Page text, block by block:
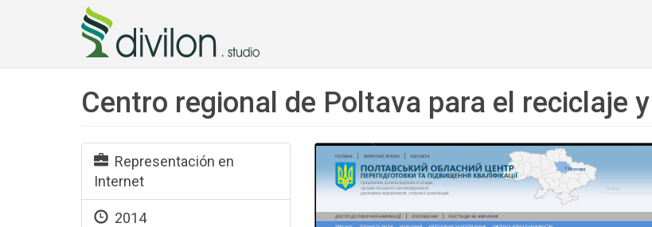
Centro regional de Poltava para el reciclaje
Representación en
Internet
2014